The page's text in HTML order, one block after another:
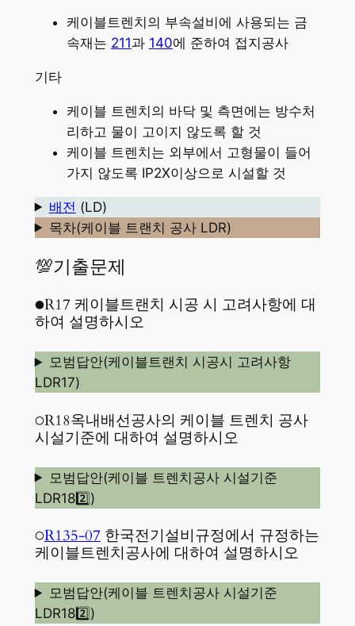
케이블트렌치의 부속설비에 사용되는 금
속재는 211과 140에 준하여 접지공사
기타
케이블 트렌치의 바닥 및 측면에는 방수처
리하고 물이 고이지 않도록 할 것
케이블 트렌치는 외부에서 고형물이 들어
가지 않도록 IP2X이상으로 시설할 것
배전 (LD)
목차(케이블 트랜치 공사 LDR)
💯기출문제
●R17 케이블트랜치 시공 시 고려사항에 대
하여 설명하시오
모범답안(케이블트랜치 시공시 고려사항
LDR17)
○R18옥내배선공사의 케이블 트렌치 공사
시설기준에 대하여 설명하시오
모범답안(케이블 트렌치공사 시설기준
LDR182️⃣)
○R135-07한국전기설비규정에서 규정하는
케이블트렌치공사에 대하여 설명하시오
모범답안(케이블 트렌치공사 시설기준
LDR182️⃣)